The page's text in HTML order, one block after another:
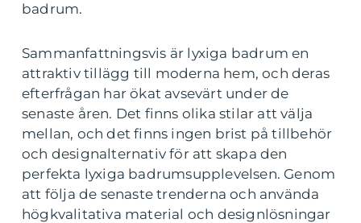
badrum.
Sammanfattningsvis är lyxiga badrum en
attraktiv tillägg till moderna hem, och deras
efterfrågan har ökat avsevärt under de
senaste åren. Det finns olika stilar att välja
mellan, och det finns ingen brist på tillbehör
och designalternativ för att skapa den
perfekta lyxiga badrumsupplevelsen. Genom
att följa de senaste trenderna och använda
högkvalitativa material och designlösningar